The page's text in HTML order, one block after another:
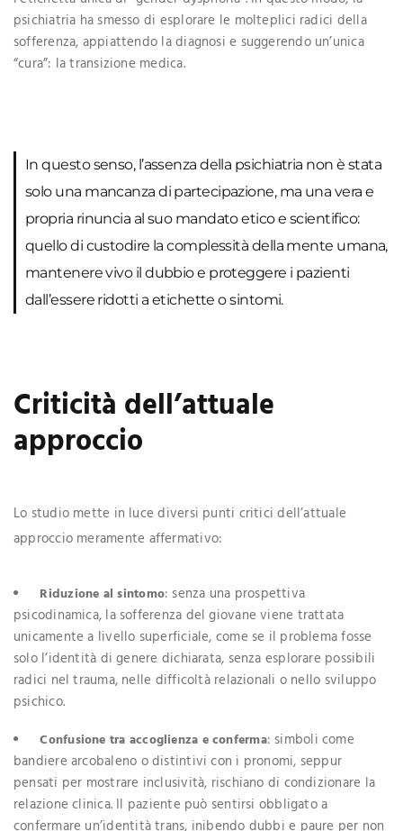
psichiatria ha smesso di esplorare le molteplici radici della
sofferenza, appiattendo la diagnosi e suggerendo un’unica
“cura”: la transizione medica.
In questo senso, l’assenza della psichiatria non è stata
solo una mancanza di partecipazione, ma una vera e
propria rinuncia al suo mandato etico e scientifico:
quello di custodire la complessità della mente umana,
mantenere vivo il dubbio e proteggere i pazienti
dall’essere ridotti a etichette o sintomi.
Criticità dell’attuale
approccio
Lo studio mette in luce diversi punti critici dell’attuale
approccio meramente affermativo:
Riduzione al sintomo: senza una prospettiva
psicodinamica, la sofferenza del giovane viene trattata
unicamente a livello superficiale, come se il problema fosse
solo l’identità di genere dichiarata, senza esplorare possibili
radici nel trauma, nelle difficoltà relazionali o nello sviluppo
psichico.
Confusione tra accoglienza e conferma: simboli come
bandiere arcobaleno o distintivi con i pronomi, seppur
pensati per mostrare inclusività, rischiano di condizionare la
relazione clinica. Il paziente può sentirsi obbligato a
confermare un’identità trans, inibendo dubbi e paure per non